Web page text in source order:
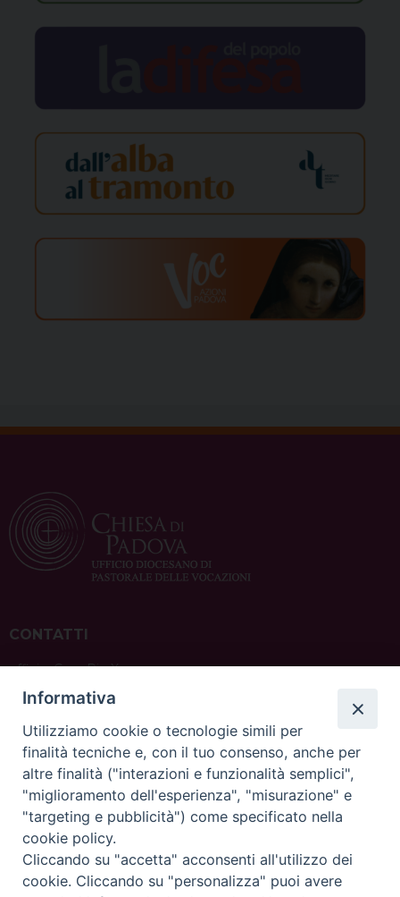
CONTATTI
ufficio: Casa Pio X
via Bonporti, 20 – 35141 Padova
tel: +39 351 619 2354
e mail:ufficiovocazionipadova@gmail.com
sede: Casa Sant'Andrea
via Valmarana, 20 – 35133 Padova
instagram:@casasantandreapadova
e mail:casasantandreapadova@gmail.com
Informativa
Utilizziamo cookie o tecnologie simili per
finalità tecniche e, con il tuo consenso, anche per
altre finalità ("interazioni e funzionalità semplici",
"miglioramento dell'esperienza", "misurazione" e
"targeting e pubblicità") come specificato nella
cookie policy.
Cliccando su "accetta" acconsenti all'utilizzo dei
cookie. Cliccando su "personalizza" puoi avere